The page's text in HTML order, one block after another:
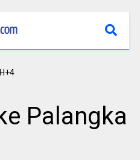
Palangka